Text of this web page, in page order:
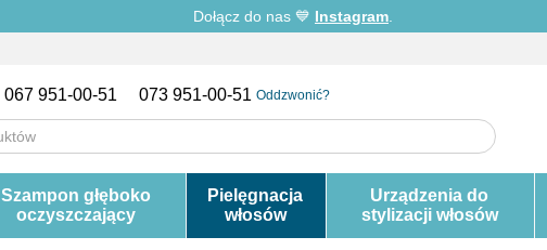
Dołącz do nas 💙 Instagram
067 951-00-51 073 951-00-51 Oddzwonić?
Szampon głęboko
oczyszczający
Pielęgnacja
włosów
Urządzenia do
stylizacji włosów